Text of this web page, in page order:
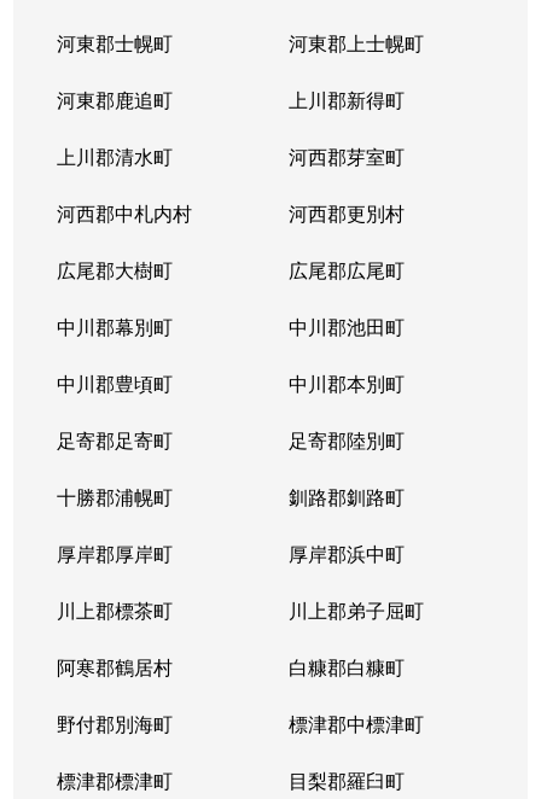
河東郡士幌町 河東郡上士幌町
河東郡鹿追町 上川郡新得町
上川郡清水町 河西郡芽室町
河西郡中札内村 河西郡更別村
広尾郡大樹町 広尾郡広尾町
中川郡幕別町 中川郡池田町
中川郡豊頃町 中川郡本別町
足寄郡足寄町 足寄郡陸別町
十勝郡浦幌町 釧路郡釧路町
厚岸郡厚岸町 厚岸郡浜中町
川上郡標茶町 川上郡弟子屈町
阿寒郡鶴居村 白糠郡白糠町
野付郡別海町 標津郡中標津町
標津郡標津町 目梨郡羅臼町